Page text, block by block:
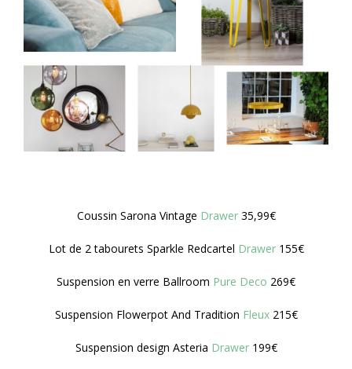
Coussin Sarona Vintage Drawer35,99€
Lot de 2 tabourets Sparkle Redcartel Drawer155€
Suspension en verre Ballroom Pure Deco 269€
Suspension Flowerpot And Tradition Fleux215€
Suspension design Asteria Drawer199€